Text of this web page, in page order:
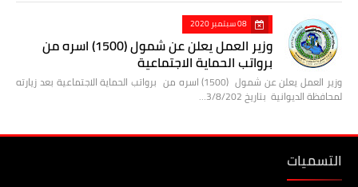
08 سبتمبر 2020
وزير العمل يعلن عن شمول (1500) اسره من
برواتب الحماية الاجتماعية
وزير العمل يعلن عن شمول (1500) اسره من برواتب الحماية الاجتماعية بعد زيارته
لمحافظة الديوانية بتاريخ 3/8/202…
التسميات